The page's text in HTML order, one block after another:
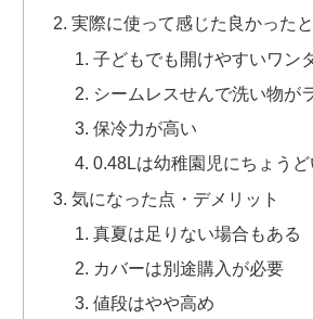
実際に使って感じた良かった
子どもでも開けやすいワン
シームレスせんで洗い物が
保冷力が高い
0.48Lは幼稚園児にちょう
気になった点・デメリット
真夏は足りない場合もある
カバーは別途購入が必要
値段はやや高め